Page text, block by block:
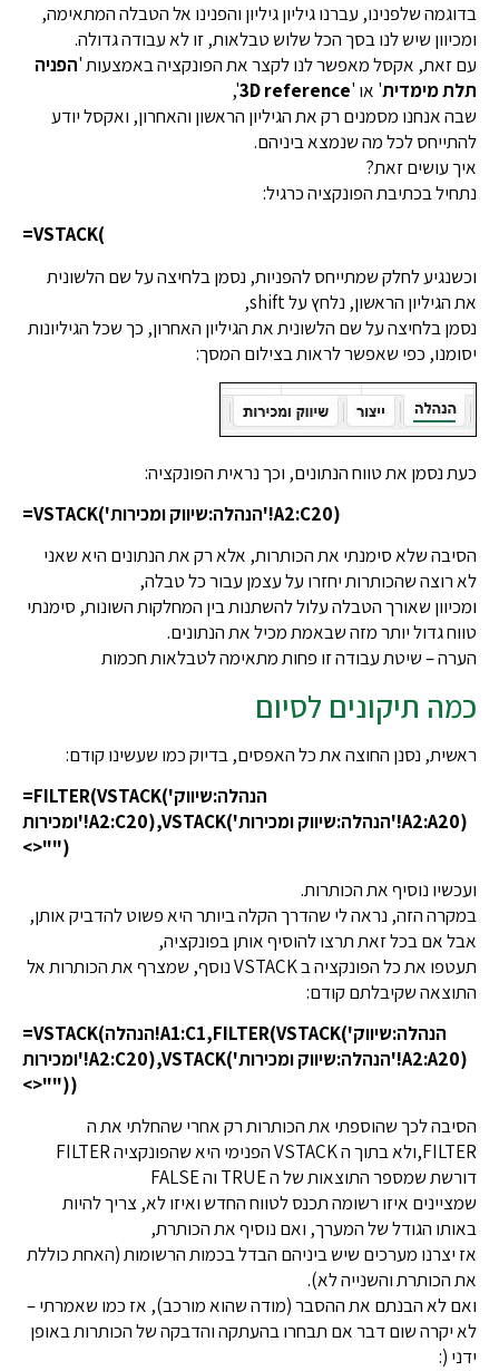
בדוגמה שלפנינו, עברנו גיליון גיליון והפנינו אל הטבלה המתאימה,
ומכיוון שיש לנו בסך הכל שלוש טבלאות, זו לא עבודה גדולה.
עם זאת, אקסל מאפשר לנו לקצר את הפונקציה באמצעות 'הפניה
תלת מימדית' או '3D reference
',
שבה אנחנו מסמנים רק את הגיליון הראשון והאחרון, ואקסל יודע
להתייחס לכל מה שנמצא ביניהם.
איך עושים זאת?
נתחיל בכתיבת הפונקציה כרגיל:
=VSTACK(
וכשנגיע לחלק שמתייחס להפניות, נסמן בלחיצה על שם הלשונית
את הגיליון הראשון, נלחץ על shift,
נסמן בלחיצה על שם הלשונית את הגיליון האחרון, כך שכל הגיליונות
יסומנו, כפי שאפשר לראות בצילום המסך:
כעת נסמן את טווח הנתונים, וכך נראית הפונקציה:
=VSTACK('הנהלה:שיווק ומכירות'!A2:C20)
הסיבה שלא סימנתי את הכותרות, אלא רק את הנתונים היא שאני
לא רוצה שהכותרות יחזרו על עצמן עבור כל טבלה,
ומכיוון שאורך הטבלה עלול להשתנות בין המחלקות השונות, סימנתי
טווח גדול יותר מזה שבאמת מכיל את הנתונים.
הערה – שיטת עבודה זו פחות מתאימה לטבלאות חכמות
כמה תיקונים לסיום
ראשית, נסנן החוצה את כל האפסים, בדיוק כמו שעשינו קודם:
=FILTER(VSTACK('הנהלה:שיווק
ומכירות'!A2:C20),VSTACK('הנהלה:שיווק ומכירות'!A2:A20)
<>"")
ועכשיו נוסיף את הכותרות.
במקרה הזה, נראה לי שהדרך הקלה ביותר היא פשוט להדביק אותן,
אבל אם בכל זאת תרצו להוסיף אותן בפונקציה,
תעטפו את כל הפונקציה ב VSTACK נוסף, שמצרף את הכותרות אל
התוצאה שקיבלתם קודם:
=VSTACK(הנהלה!A1:C1,FILTER(VSTACK('הנהלה:שיווק
ומכירות'!A2:C20),VSTACK('הנהלה:שיווק ומכירות'!A2:A20)
<>""))
הסיבה לכך שהוספתי את הכותרות רק אחרי שהחלתי את ה
FILTER,ולא בתוך ה VSTACK הפנימי היא שהפונקציה FILTER
דורשת שמספר התוצאות של ה TRUE וה FALSE
שמציינים איזו רשומה תכנס לטווח החדש ואיזו לא, צריך להיות
באותו הגודל של המערך, ואם נוסיף את הכותרת,
אז יצרנו מערכים שיש ביניהם הבדל בכמות הרשומות (האחת כוללת
את הכותרת והשנייה לא).
ואם לא הבנתם את ההסבר (מודה שהוא מורכב), אז כמו שאמרתי –
לא יקרה שום דבר אם תבחרו בהעתקה והדבקה של הכותרות באופן
ידני (: